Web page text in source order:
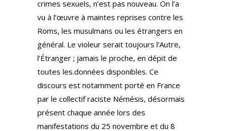
crimes sexuels, n’est pas nouveau. On l’a
vu à l’œuvre à maintes reprises contre les
Roms, les musulmans ou les étrangers en
général. Le violeur serait toujours l’Autre,
l’Étranger ; jamais le proche, en dépit de
toutes les.données disponibles. Ce
discours est notamment porté en France
par le collectif raciste Némésis, désormais
présent chaque année lors des
manifestations du 25 novembre et du 8